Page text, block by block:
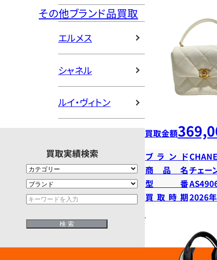
その他ブランド品買取
エルメス
シャネル
ルイ・ヴィトン
買取実績検索
買取金額
ブランド
商品名チェー
型番
買取時期2026